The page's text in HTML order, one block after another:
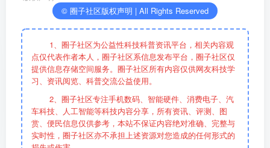
© 圈子社区版权声明 | All Rights Reserved
1、圈子社区为公益性科技科普资讯平台，相关内容观
点仅代表作者本人，圈子社区系信息发布平台，圈子社区仅
提供信息存储空间服务。圈子社区所有内容仅供网友科技学
习、资讯阅览、科普交流公益使用。
2、圈子社区专注手机数码、智能硬件、消费电子、汽
车科技、人工智能等科技内容分享，所有资讯、评测、图
赏、便民信息仅供参考，本站不保证内容绝对准确、完整与
实时性，圈子社区亦不承担上述资源对您造成的任何形式的